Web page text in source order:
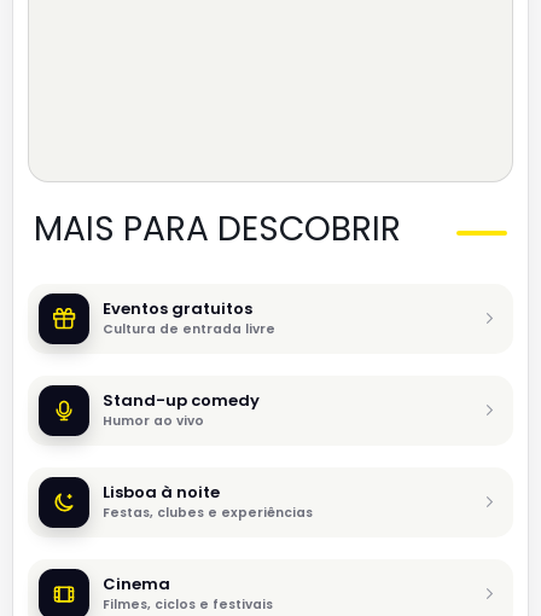
MAIS PARA DESCOBRIR
Eventos gratuitos
Cultura de entrada livre
Stand-up comedy
Humor ao vivo
Lisboa à noite
Festas, clubes e experiências
Cinema
Filmes, ciclos e festivais